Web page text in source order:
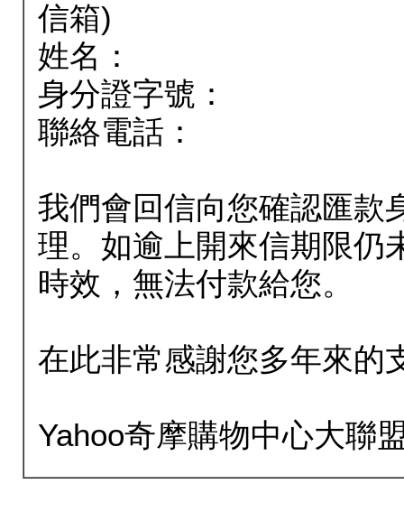
信箱)
姓名：
身分證字號：
聯絡電話：
我們會回信向您確認匯款
理。如逾上開來信期限仍
時效，無法付款給您。
在此非常感謝您多年來的
Yahoo奇摩購物中心大